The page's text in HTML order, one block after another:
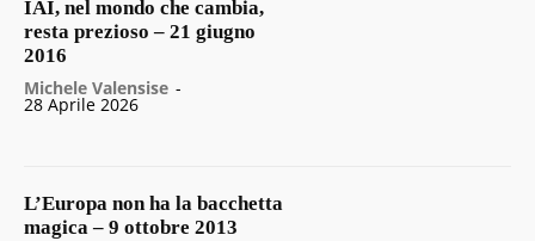
IAI, nel mondo che cambia,
resta prezioso – 21 giugno
2016
Michele Valensise -
28 Aprile 2026
L’Europa non ha la bacchetta
magica – 9 ottobre 2013